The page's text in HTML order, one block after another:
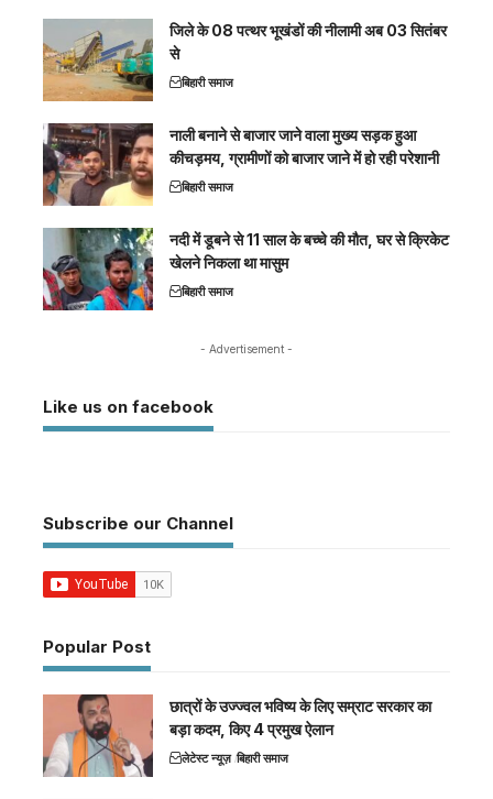
जिले के 08 पत्थर भूखंडों की नीलामी अब 03 सितंबर
से
बिहारी समाज
नाली बनाने से बाजार जाने वाला मुख्य सड़क हुआ
कीचड़मय, ग्रामीणों को बाजार जाने में हो रही परेशानी
बिहारी समाज
नदी में डूबने से 11 साल के बच्चे की मौत, घर से क्रिकेट
खेलने निकला था मासुम
बिहारी समाज
- Advertisement -
Like us on facebook
Subscribe our Channel
Popular Post
छात्रों के उज्ज्वल भविष्य के लिए सम्राट सरकार का
बड़ा कदम, किए 4 प्रमुख ऐलान
लेटेस्ट न्यूज़ बिहारी समाज